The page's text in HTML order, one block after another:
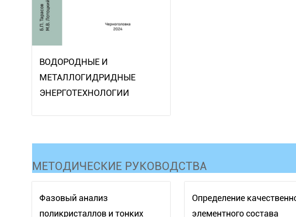
ВОДОРОДНЫЕ И
МЕТАЛЛОГИДРИДНЫЕ
ЭНЕРГОТЕХНОЛОГИИ
МЕТОДИЧЕСКИЕ РУКОВОДСТВА
Фазовый анализ
поликристаллов и тонких
Определение
элементного состава